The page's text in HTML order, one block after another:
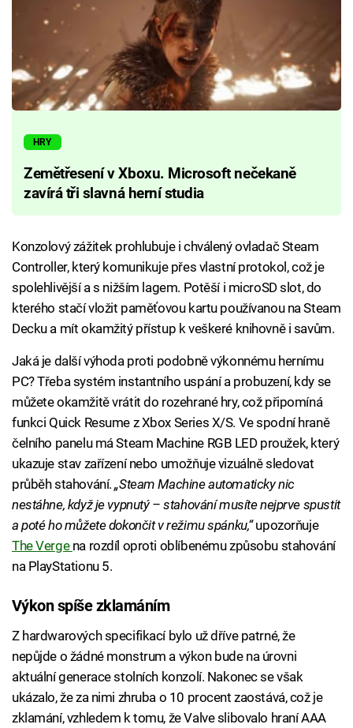
HRY
Zemětřesení v Xboxu. Microsoft nečekaně
zavírá tři slavná herní studia
Konzolový zážitek prohlubuje i chválený ovladač Steam
Controller, který komunikuje přes vlastní protokol, což je
spolehlivější a s nižším lagem. Potěší i microSD slot, do
kterého stačí vložit paměťovou kartu používanou na Steam
Decku a mít okamžitý přístup k veškeré knihovně i savům.
Jaká je další výhoda proti podobně výkonnému hernímu
PC? Třeba systém instantního uspání a probuzení, kdy se
můžete okamžitě vrátit do rozehrané hry, což připomíná
funkci Quick Resume z Xbox Series X/S. Ve spodní hraně
čelního panelu má Steam Machine RGB LED proužek, který
ukazuje stav zařízení nebo umožňuje vizuálně sledovat
průběh stahování.„Steam Machine automaticky nic
nestáhne, když je vypnutý – stahování musíte nejprve spustit
a poté ho můžete dokončit v režimu spánku,“upozorňuje
The Verge na rozdíl oproti oblíbenému způsobu stahování
na PlayStationu 5.
Výkon spíše zklamáním
Z hardwarových specifikací bylo už dříve patrné, že
nepůjde o žádné monstrum a výkon bude na úrovni
aktuální generace stolních konzolí. Nakonec se však
ukázalo, že za nimi zhruba o 10 procent zaostává, což je
zklamání, vzhledem k tomu, že Valve slibovalo hraní AAA